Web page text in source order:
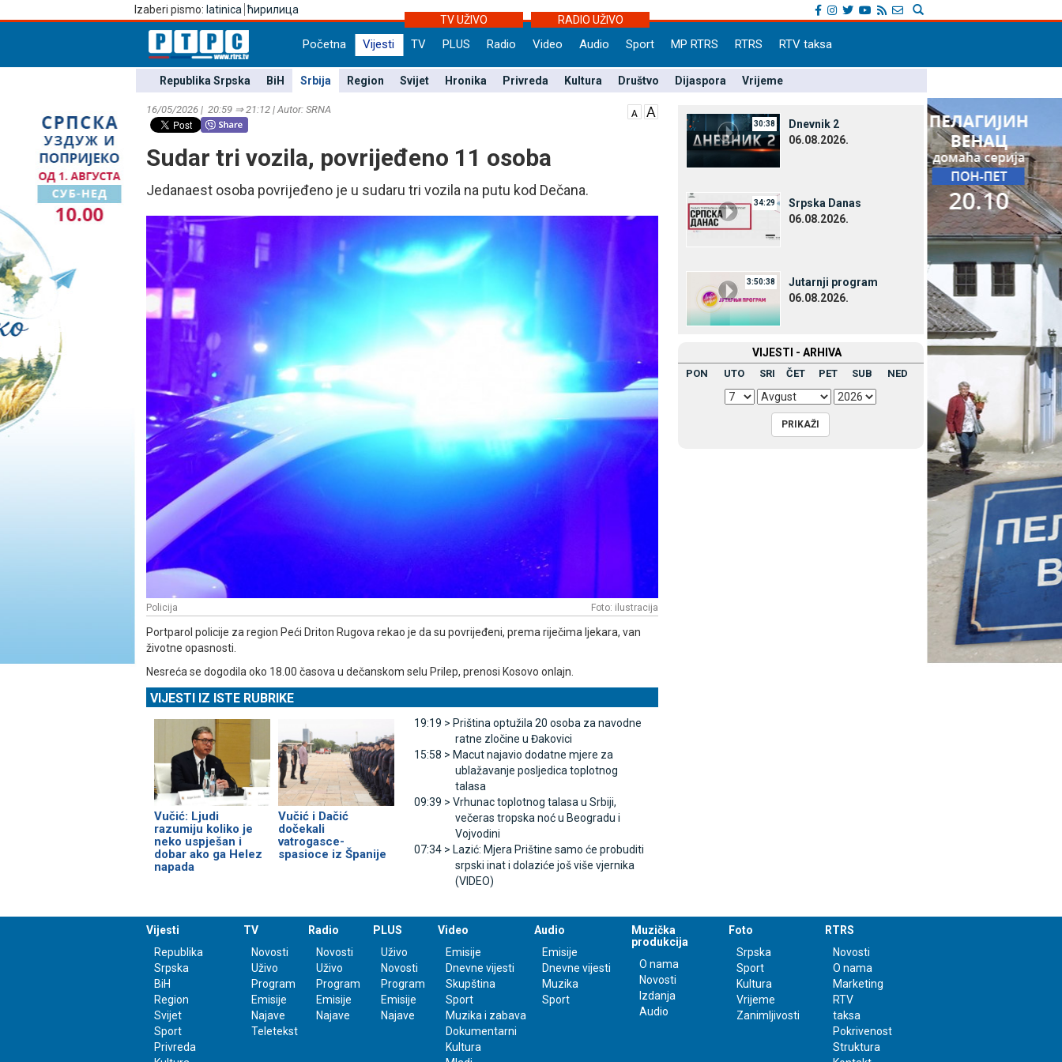
Izaberi pismo: latinica ћирилица
TV UŽIVO
RADIO UŽIVO
Početna Vijesti TV PLUS Radio Video Audio Sport MP RTRS RTRS RTV taksa
Republika Srpska BiH Srbija Region Svijet Hronika Privreda Kultura Društvo Dijaspora Vrijeme
16/05/2026 | 20:59 ⇒ 21:12 | Autor: SRNA
Sudar tri vozila, povrijeđeno 11 osoba
Јedanaest osoba povrijeđeno je u sudaru tri vozila na putu kod Dečana.
Policija Foto: ilustracija
Portparol policije za region Peći Driton Rugova rekao je da su povrijeđeni, prema riječima ljekara, van
životne opasnosti.
Nesreća se dogodila oko 18.00 časova u dečanskom selu Prilep, prenosi Kosovo onlajn.
VIJESTI IZ ISTE RUBRIKE
Vučić: Ljudi
razumiju koliko je
neko uspješan i
dobar ako ga Helez
napada
Vučić i Dačić
dočekali
vatrogasce-
spasioce iz Španije
19:19 > Priština optužila 20 osoba za navodne
ratne zločine u Đakovici
15:58 > Macut najavio dodatne mjere za
ublažavanje posljedica toplotnog
talasa
09:39 > Vrhunac toplotnog talasa u Srbiji,
večeras tropska noć u Beogradu i
Vojvodini
07:34 > Lazić: Mjera Prištine samo će probuditi
srpski inat i dolaziće još više vjernika
(VIDEO)
30:38
Dnevnik 2
06.08.2026.
34:29
Srpska Danas
06.08.2026.
3:50:38
Јutarnji program
06.08.2026.
VIЈESTI - ARHIVA
PON UTO SRI ČET PET SUB NED
Vijesti
Republika
Srpska
BiH
Region
Svijet
Sport
Privreda
TV
Novosti
Uživo
Program
Emisije
Najave
Teletekst
Radio
Novosti
Uživo
Program
Emisije
Najave
PLUS
Uživo
Novosti
Program
Emisije
Najave
Video
Emisije
Dnevne vijesti
Skupština
Sport
Muzika i zabava
Dokumentarni
Kultura
Audio
Emisije
Dnevne vijesti
Muzika
Sport
Muzička
produkcija
O nama
Novosti
Izdanja
Audio
Foto
Srpska
Sport
Kultura
Vrijeme
Zanimljivosti
RTRS
Novosti
O nama
Marketing
RTV
taksa
Pokrivenost
Struktura